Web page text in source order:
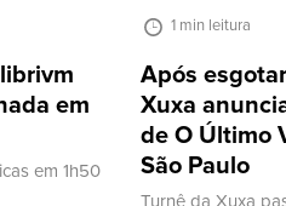
em
em 1h50
1 min leitura
Após
Xuxa
de O Último
São Paulo